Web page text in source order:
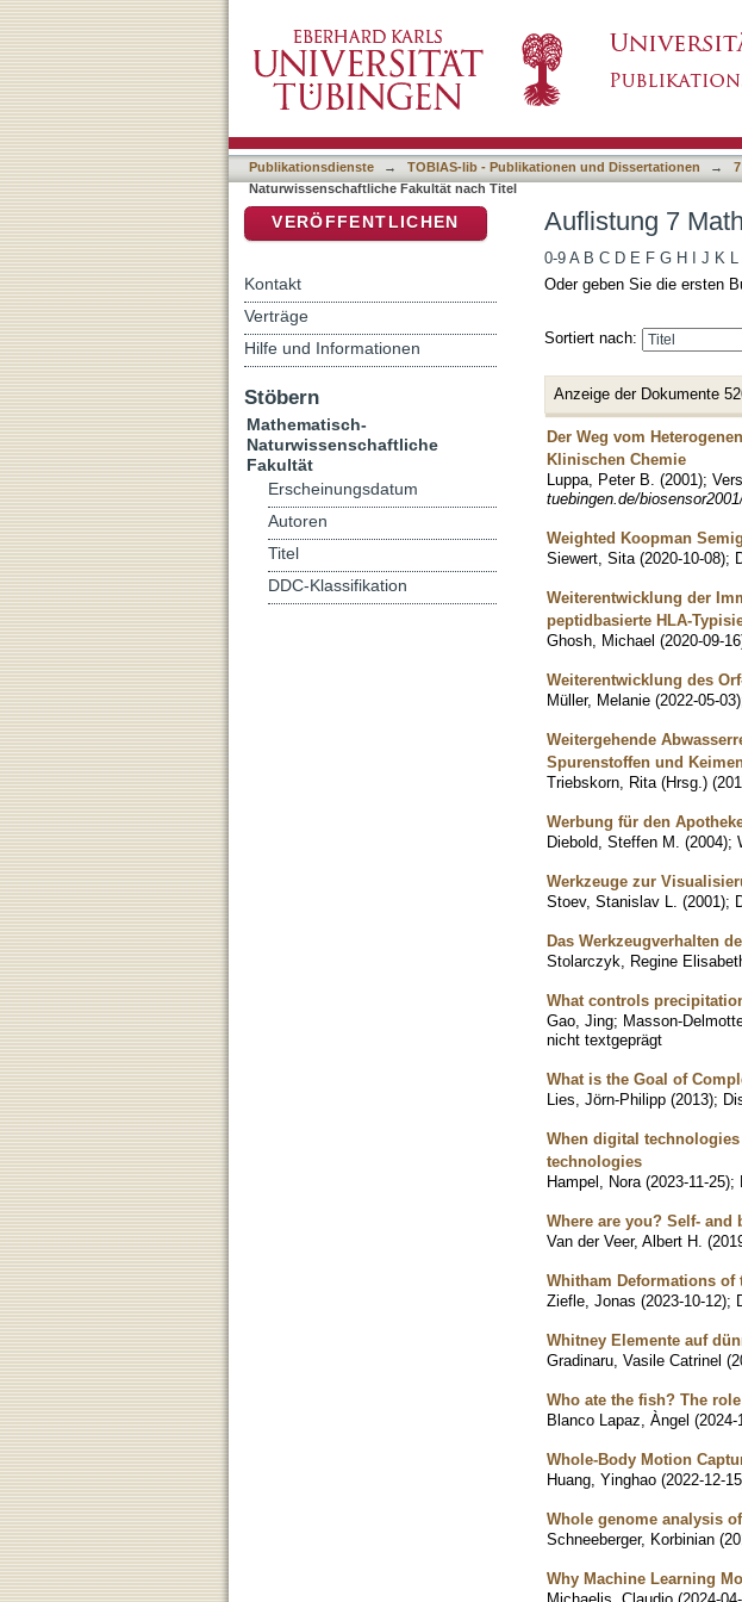
Publikationsdienste → TOBIAS-lib - Publikationen und Dissertationen →
Naturwissenschaftliche Fakultät nach Titel
Auflistung 7
0-9 A B C D E F G H J K L
Oder geben Sie die ersten
Sortiert nach:
Anzeige der Dokumente
Der Weg vom
Klinischen Chemie
Luppa, Peter B. (2001);
tuebingen.de/
Weighted Koopman
Siewert, Sita (2020-10-08);
Weiterentwicklung der
peptidbasierte HLA-
Ghosh, Michael (2020-09-16
Weiterentwicklung des
Müller, Melanie (2022-05-03)
Weitergehende
Spurenstoffen und
Triebskorn, Rita (Hrsg.) (
Werbung für den
Diebold, Steffen M. (2004);
Werkzeuge zur
Stoev, Stanislav L.
(2001);
Das Werkzeugverhalten
Stolarczyk, Regine
What controls
Gao, Jing; Masson-
nicht textgeprägt
What is the Goal of
Lies, Jörn-Philipp (2013);
When digital
technologies
Hampel, Nora (2023-11-25);
Where are you? Self-
Van der Veer, Albert H. (
Whitham Deformations of
Ziefle, Jonas (2023-10-12);
Whitney Elemente auf
Gradinaru, Vasile Catrinel (
Who ate the fish? The
Blanco Lapaz, Àngel (2024-
Whole-Body Motion
Huang, Yinghao (2022-12-15
Whole genome analysis
Schneeberger, Korbinian (
Why Machine Learning
VERÖFFENTLICHEN
Kontakt
Verträge
Hilfe und Informationen
Stöbern
Mathematisch-
Naturwissenschaftliche
Fakultät
Erscheinungsdatum
Autoren
Titel
DDC-Klassifikation